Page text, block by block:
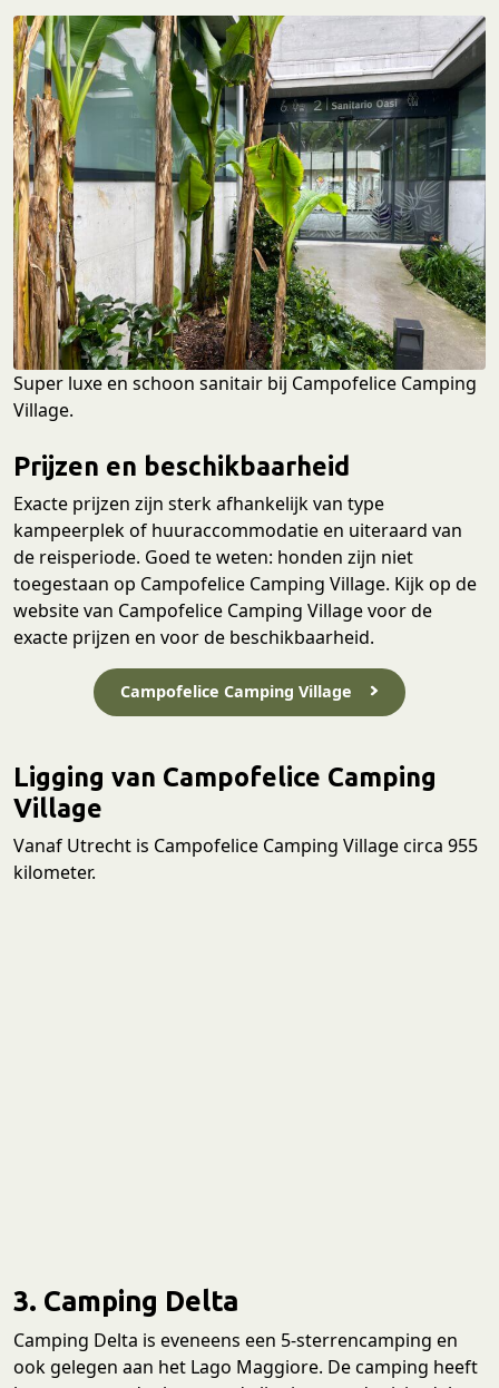
Super luxe en schoon sanitair bij Campofelice Camping
Village.
Prijzen en beschikbaarheid
Exacte prijzen zijn sterk afhankelijk van type
kampeerplek of huuraccommodatie en uiteraard van
de reisperiode. Goed te weten: honden zijn niet
toegestaan op Campofelice Camping Village. Kijk op de
website van Campofelice Camping Village voor de
exacte prijzen en voor de beschikbaarheid.
Campofelice Camping Village
Ligging van Campofelice Camping
Village
Vanaf Utrecht is Campofelice Camping Village circa 955
kilometer.
3. Camping Delta
Camping Delta is eveneens een 5-sterrencamping en
ook gelegen aan het Lago Maggiore. De camping heeft